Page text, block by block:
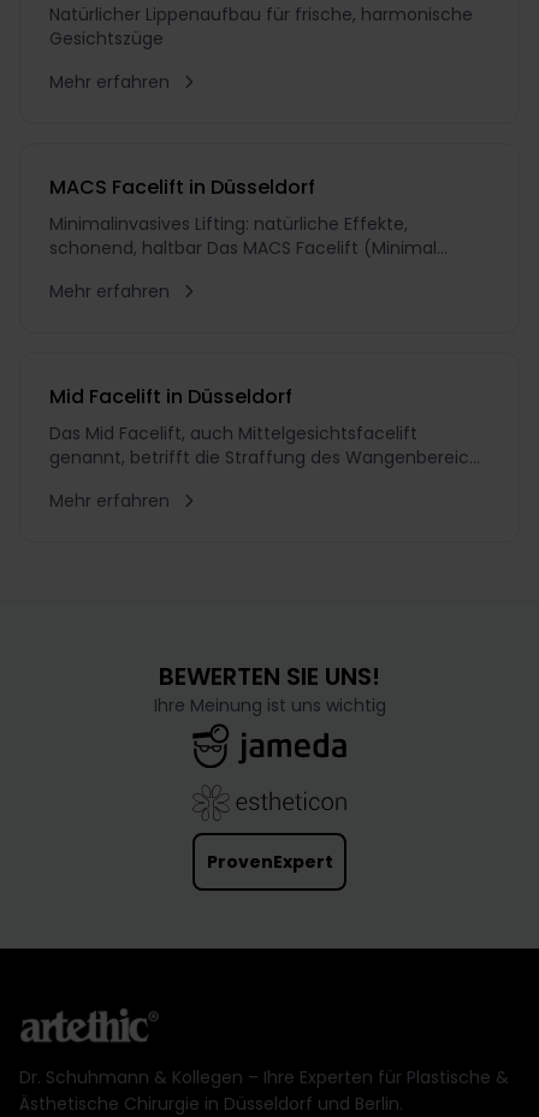
Natürlicher Lippenaufbau für frische, harmonische
Gesichtszüge
Mehr erfahren
MACS Facelift in Düsseldorf
Minimalinvasives Lifting: natürliche Effekte,
schonend, haltbar Das MACS Facelift (Minimal
damit eines der schonendsten Liftings. Die
Mehr erfahren
Mid Facelift in Düsseldorf
Das Mid Facelift, auch Mittelgesichtsfacelift
genannt, betrifft die Straffung des Wangenbereichs
Hängebäckchen zum Einsatz. Dr. Schuhmann, ein
Mehr erfahren
BEWERTEN SIE UNS!
Ihre Meinung ist uns wichtig
ProvenExpert
Dr. Schuhmann & Kollegen – Ihre Experten für Plastische &
Ästhetische Chirurgie in Düsseldorf und Berlin.